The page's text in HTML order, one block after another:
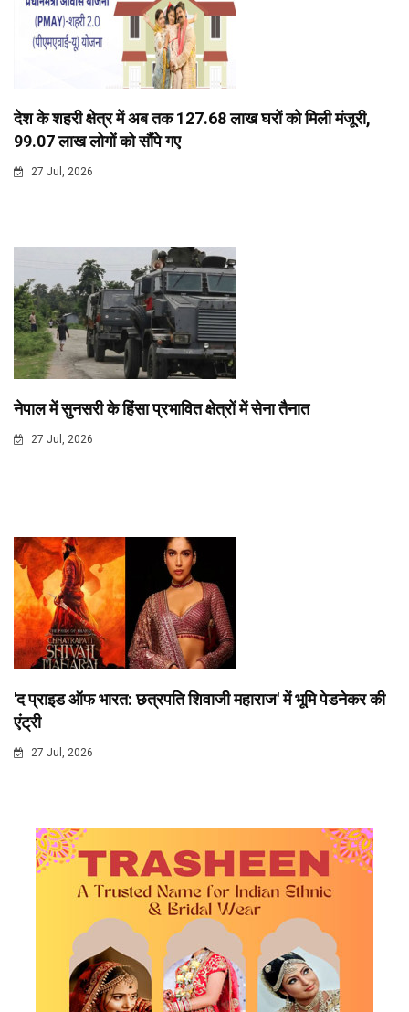
देश के शहरी क्षेत्र में अब तक 127.68 लाख घरों को मिली मंजूरी,
99.07 लाख लोगों को सौंपे गए
27 Jul, 2026
नेपाल में सुनसरी के हिंसा प्रभावित क्षेत्रों में सेना तैनात
27 Jul, 2026
'द प्राइड ऑफ भारत: छत्रपति शिवाजी महाराज' में भूमि पेडनेकर की
एंट्री
27 Jul, 2026